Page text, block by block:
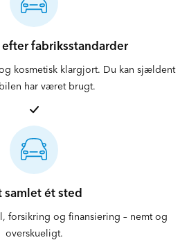
fabriksstandarder
kosmetisk klargjort. Du kan sjældent
har været brugt.
samlet ét sted
og finansiering – nemt og
overskueligt.